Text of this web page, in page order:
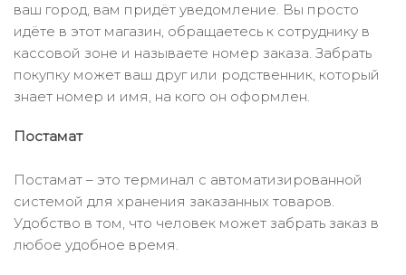
ваш город, вам придёт уведомление. Вы просто
идёте в этот магазин, обращаетесь к сотруднику в
кассовой зоне и называете номер заказа. Забрать
покупку может ваш друг или родственник, который
знает номер и имя, на кого он оформлен.
Постамат
Постамат – это терминал с автоматизированной
системой для хранения заказанных товаров.
Удобство в том, что человек может забрать заказ в
любое удобное время.